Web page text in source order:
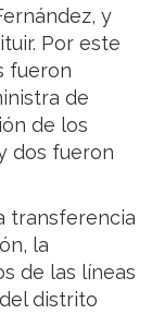
y
Por este
fueron
de
de los
dos fueron
transferencia
la
de las líneas
distrito